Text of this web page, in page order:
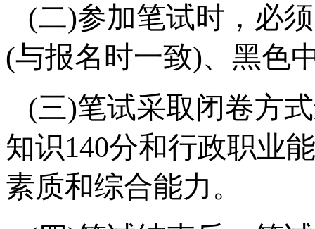
(二)参加笔试时，必
(与报名时一致)、黑色
(三)笔试采取闭卷方
知识140分和行政职业
素质和综合能力。